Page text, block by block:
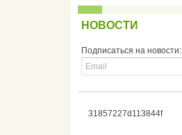
НОВОСТИ
Подписаться на новости:
31857227d113844f